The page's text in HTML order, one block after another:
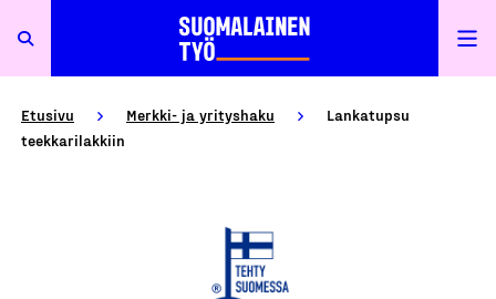
Etusivu Merkki- ja yrityshaku
Lankatupsu
teekkarilakkiin